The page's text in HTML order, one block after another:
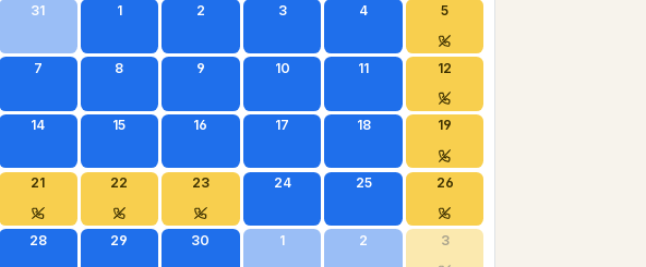
31 1 2 3 4 5
7 8 9 10 11 12
14 15 16 17 18 19
21 22 23 24 25 26
28 29 30 1 2 3